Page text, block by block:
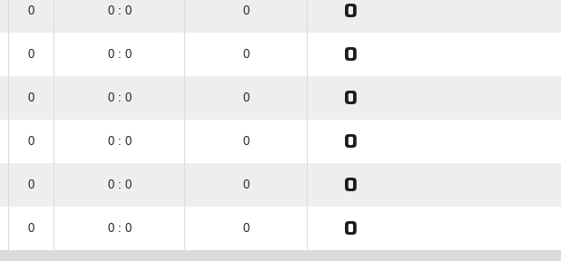
0 0 : 0 0 0
0 0 : 0 0 0
0 0 : 0 0 0
0 0 : 0 0 0
0 0 : 0 0 0
0 0 : 0 0 0